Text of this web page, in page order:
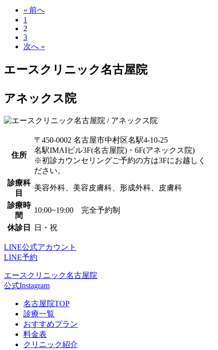
« 前へ
1
2
3
次へ »
エースクリニック名古屋院
アネックス院
住所
〒450-0002 名古屋市中村区名駅4-10-25
名駅IMAIビル3F(名古屋院)・6F(アネックス院)
※初診カウンセリングご予約の方は3Fにお越しく
ださい。
診療科
目
美容外科、美容皮膚科、形成外科、皮膚科
診療時
間
10:00~19:00 完全予約制
休診日 日・祝
LINE公式アカウント
LINE予約
エースクリニック名古屋院
公式Instagram
名古屋院TOP
診療一覧
おすすめプラン
料金表
クリニック紹介